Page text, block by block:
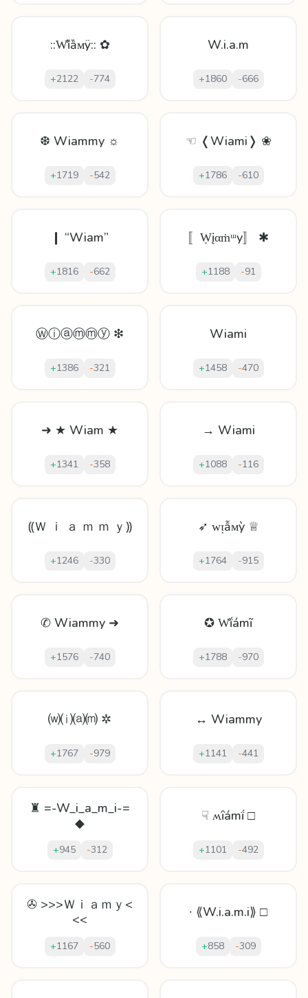
::W̊ȉȁᴍÿ:: ✿
+2122 -774
W.i.a.m
+1860 -666
❆ Wiammy ☼
+1719 -542
☜ ❬Wiami❭ ❀
+1786 -610
❙ “Wiam”
+1816 -662
〚Ẉįαṁᵚy〛 ✱
+1188 -91
Ⓦⓘⓐⓜⓜⓨ ❇
+1386 -321
Wiami
+1458 -470
➜ ★ Wiam ★
+1341 -358
→ Wiami
+1088 -116
⸨Ｗ ｉ ａ ｍ ｍ ｙ⸩
+1246 -330
➶ ᴡᴉẫᴍỳ ♕
+1764 -915
✆ Wiammy ➜
+1576 -740
✪ W̊ḯámĩ
+1788 -970
⒲⒤⒜⒨ ✲
+1767 -979
↔ Wiammy
+1141 -441
♜ =-W_i_a_m_i-=
◆
+945 -312
☟ ʍȋámḯ □
+1101 -492
✇ >>>Ｗｉａｍｙ<
<<
+1167 -560
∙ ⟪W.i.a.m.i⟫ □
+858 -309